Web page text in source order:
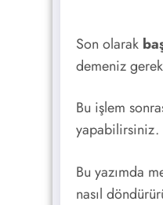
Son olarak
demeniz
Bu işlem
yapabilirsiniz.
Bu yazımda
nasıl